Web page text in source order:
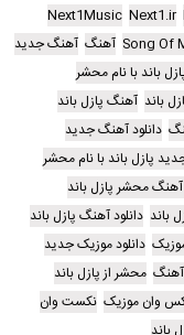
Next1.ir
Next1Music
Song Of آهنگ آهنگ جدید
باند با نام محشر
باند آهنگ پازل باند
دانلود آهنگ جدید
پازل باند با نام محشر
آهنگ محشر پازل باند
باند دانلود آهنگ پازل باند
دانلود موزیک جدید
آهنگ محشر از پازل باند
وان موزیک نکست وان